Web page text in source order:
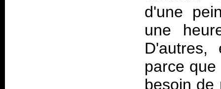
d'une
une
D'autres,
parce
besoin